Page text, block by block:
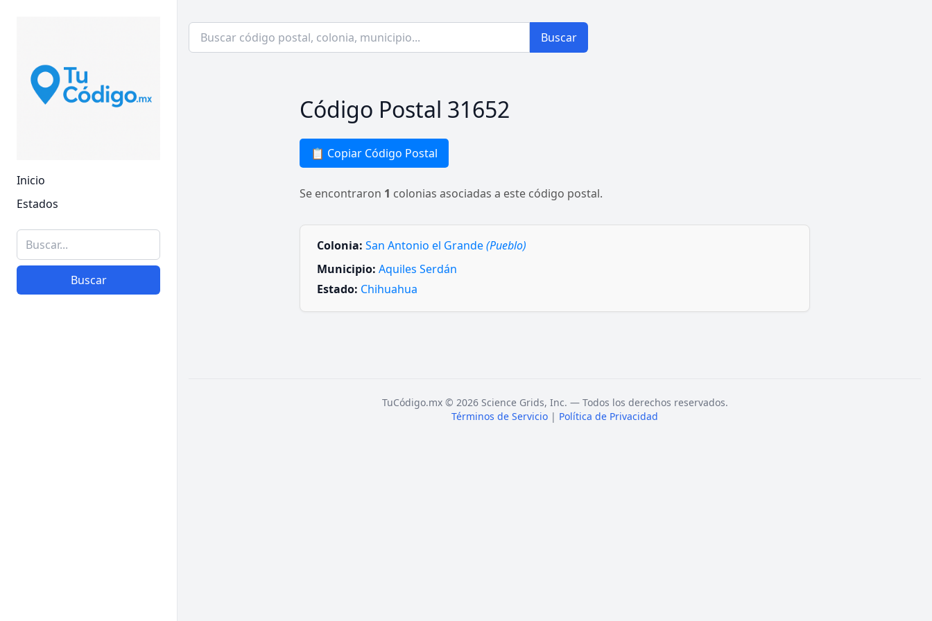
Inicio
Estados
Buscar
Buscar
Código Postal 31652
📋 Copiar Código Postal
Se encontraron 1 colonias asociadas a este código postal.
Colonia: San Antonio el Grande(Pueblo)
Municipio: Aquiles Serdán
Estado: Chihuahua
TuCódigo.mx © 2026 Science Grids, Inc. — Todos los derechos reservados.
Términos de Servicio | Política de Privacidad